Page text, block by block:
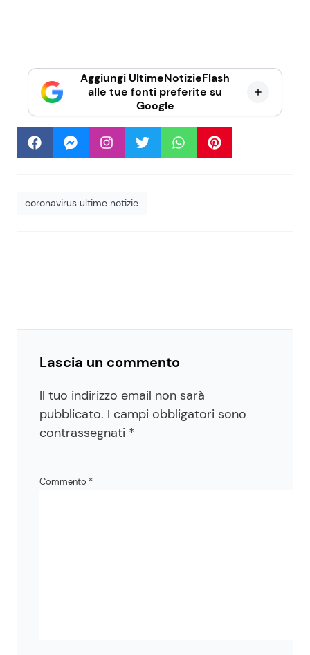
Aggiungi UltimeNotizieFlash
alle tue fonti preferite su
Google
coronavirus ultime notizie
Lascia un commento
Il tuo indirizzo email non sarà
pubblicato. I campi obbligatori sono
contrassegnati *
Commento *